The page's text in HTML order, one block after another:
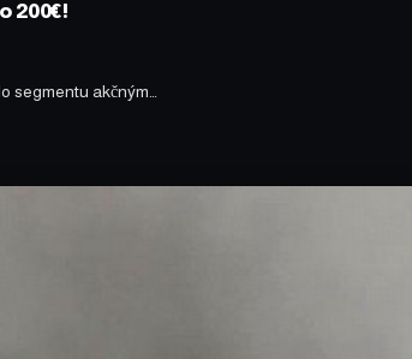
200€!
segmentu akčným…